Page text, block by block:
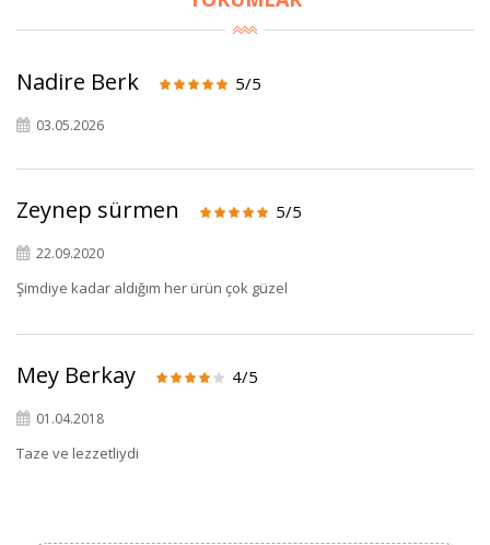
Nadire Berk 5/5
03.05.2026
Zeynep sürmen 5/5
22.09.2020
Şimdiye kadar aldığım her ürün çok güzel
Mey Berkay 4/5
01.04.2018
Taze ve lezzetliydi
BU HAFTANIN PLANLI İNDİRİMİ
2690,00 TL
Kaan Olgun Hasat
Zeytinyağı (5lt, Soğuk